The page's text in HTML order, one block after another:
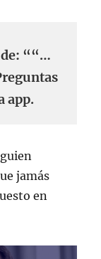
de: ““…
app.
jamás
en